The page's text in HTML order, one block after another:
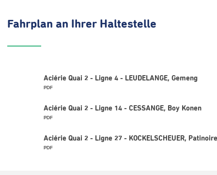
Fahrplan an Ihrer Haltestelle
Aciérie Quai 2 - Ligne 4 - LEUDELANGE, Gemeng
PDF
Aciérie Quai 2 - Ligne 14 - CESSANGE, Boy Konen
PDF
Aciérie Quai 2 - Ligne 27 - KOCKELSCHEUER, Patinoire
PDF